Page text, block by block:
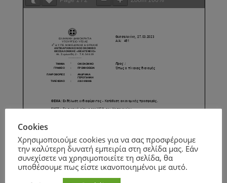
Cookies
Χρησιμοποιούμε cookies για να σας προσφέρουμε
την καλύτερη δυνατή εμπειρία στη σελίδα μας. Εάν
συνεχίσετε να χρησιμοποιείτε τη σελίδα, θα
υποθέσουμε πως είστε ικανοποιημένοι με αυτό.